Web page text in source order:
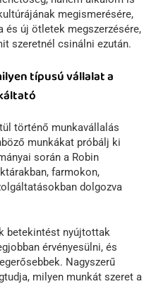
megismerésére,
és új ötletek megszerzésére,
szeretnél csinálni ezután.
típusú vállalat a
történő munkavállalás
munkákat próbálj ki
során a Robin
farmokon,
dolgozva
betekintést nyújtottak
érvényesülni, és
Nagyszerű
milyen munkát szeret a